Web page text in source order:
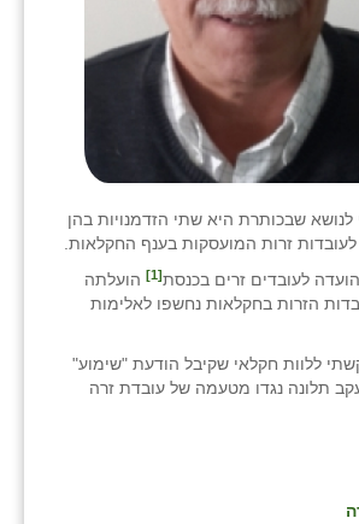
לנושא שבכותרת היא שתי הזדמנויות בהן
זרות המועסקות בענף החקלאות.
לעובדים זרים בכנסת[1]
הועלתה
הזרות בחקלאות נחשפו לאלימות
ללוות חקלאי שקיבל הודעת "שימוע"
תלונה נגדו מטעמה של עובדת זרה